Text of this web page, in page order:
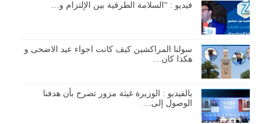
فيديو : “السلامة الطرقية بين الإلتزام و…
سولنا المراكشين كيف كانت اجواء عيد الاضحى و
هكذا كان…
بالفيديو : الوزيرة غيثة مزور تصرح بأن هدفنا
الوصول إلى…